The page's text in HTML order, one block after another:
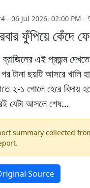
- 06 Jul 2026, 02:00 PM -
ফুঁপিয়ে কেঁদে
এই প্রজন্ম
টানা ছয়টি আসরে খালি
২-১ গোলে হেরে বিদায়
যেটা আসলে শেষ...
summary collected
Source